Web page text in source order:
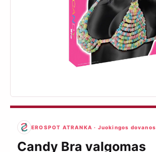
EROSPOT ATRANKA · Juokingos dovanos
Candy Bra valgomas